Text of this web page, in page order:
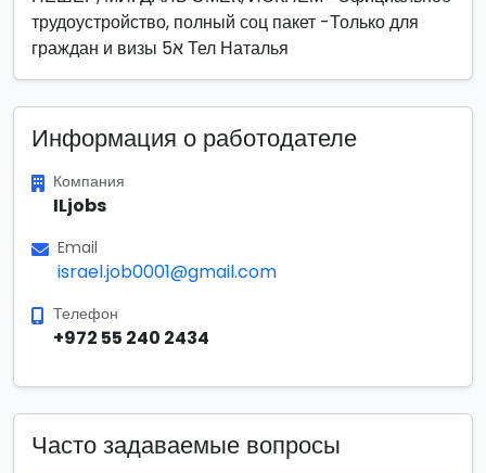
трудоустройство, полный соц пакет -Только для
граждан и визы 5א Тел Наталья
Информация о работодателе
Компания
ILjobs
Email
israel.job0001@gmail.com
Телефон
+972 55 240 2434
Часто задаваемые вопросы